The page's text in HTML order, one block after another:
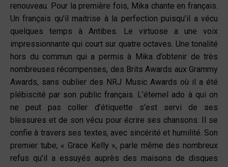
renouveau. Pour la première fois, Mika chante en français.
Un français qu’il maitrise à la perfection puisqu’il a vécu
quelques temps à Antibes. Le virtuose a une voix
impressionnante qui court sur quatre octaves. Une tonalité
hors du commun qui a permis à Mika d’obtenir de très
nombreuses récompenses, des Brits Awards aux Grammy
Awards, sans oublier des NRJ Music Awards où il a été
plébiscité par son public français. L’éternel ado à qui on
ne peut pas coller d’étiquette s’est servi de ses
blessures et de son vécu pour écrire ses chansons. Il se
confie à travers ses textes, avec sincérité et humilité. Son
premier tube, « Grace Kelly », parle même des nombreux
refus qu’il a essuyés auprès des maisons de disques